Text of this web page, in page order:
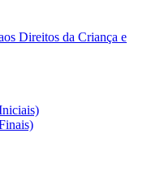
Direitos da Criança e